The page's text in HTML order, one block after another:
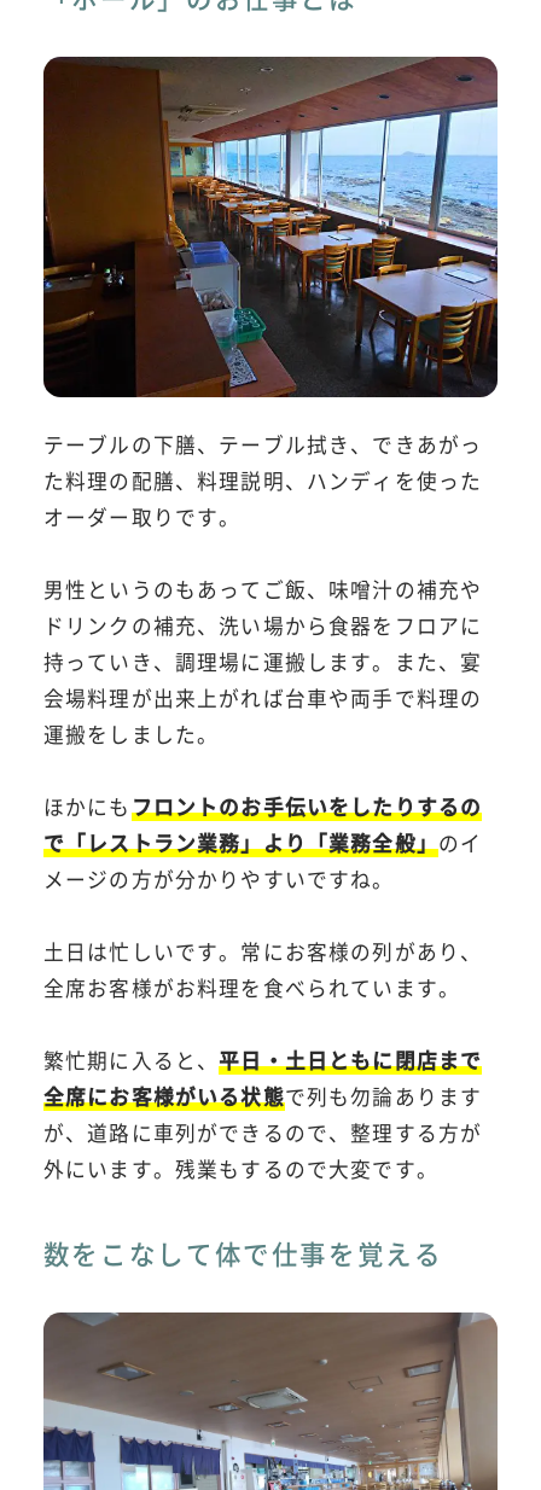
テーブルの下膳、テーブル拭き、できあがっ
た料理の配膳、料理説明、ハンディを使った
オーダー取りです。
男性というのもあってご飯、味噌汁の補充や
ドリンクの補充、洗い場から食器をフロアに
持っていき、調理場に運搬します。また、宴
会場料理が出来上がれば台車や両手で料理の
運搬をしました。
ほかにもフロントのお手伝いをしたりするの
で「レストラン業務」より「業務全般」のイ
メージの方が分かりやすいですね。
土日は忙しいです。常にお客様の列があり、
全席お客様がお料理を食べられています。
繁忙期に入ると、平日・土日ともに閉店まで
全席にお客様がいる状態で列も勿論あります
が、道路に車列ができるので、整理する方が
外にいます。残業もするので大変です。
数をこなして体で仕事を覚える